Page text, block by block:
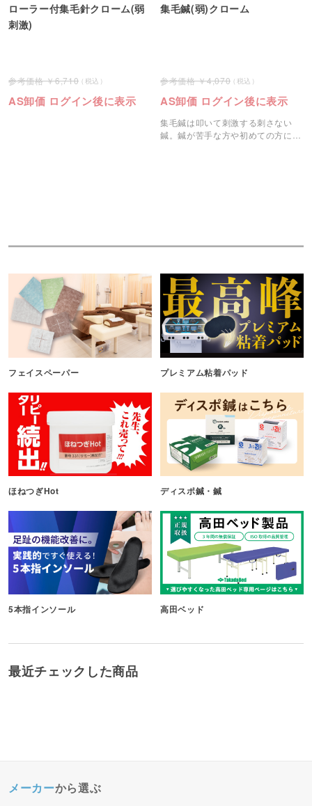
ローラー付集毛針クローム(弱
刺激)
6,710
AS卸価 ログイン後に表示
集毛鍼(弱)クローム
4,070
AS卸価 ログイン後に表示
集毛鍼は叩いて刺激する刺さない
鍼。鍼が苦手な方や初めての方にお
フェイスペーパー プレミアム粘着パッド
ほねつぎHot ディスポ鍼・鍼
5本指インソール 高田ベッド
最近チェックした商品
メーカーから選ぶ